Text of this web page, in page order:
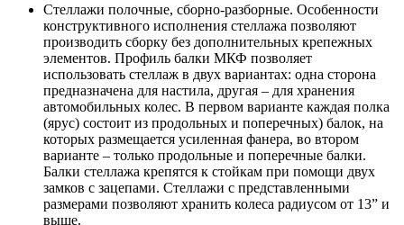
Стеллажи полочные, сборно-разборные. Особенности
конструктивного исполнения стеллажа позволяют
производить сборку без дополнительных крепежных
элементов. Профиль балки МКФ позволяет
использовать стеллаж в двух вариантах: одна сторона
предназначена для настила, другая – для хранения
автомобильных колес. В первом варианте каждая полка
(ярус) состоит из продольных и поперечных) балок, на
которых размещается усиленная фанера, во втором
варианте – только продольные и поперечные балки.
Балки стеллажа крепятся к стойкам при помощи двух
замков с зацепами. Стеллажи с представленными
размерами позволяют хранить колеса радиусом от 13” и
выше.